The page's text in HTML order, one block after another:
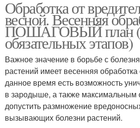
Обработка от
весной. Весенняя
ПОШАГОВЫЙ план
обязательных этапов)
Важное значение в борьбе с
растений имеет весенняя
данное время есть возможность
в зародыше, а также максимальным
допустить размножение
вызывающих болезни растений.